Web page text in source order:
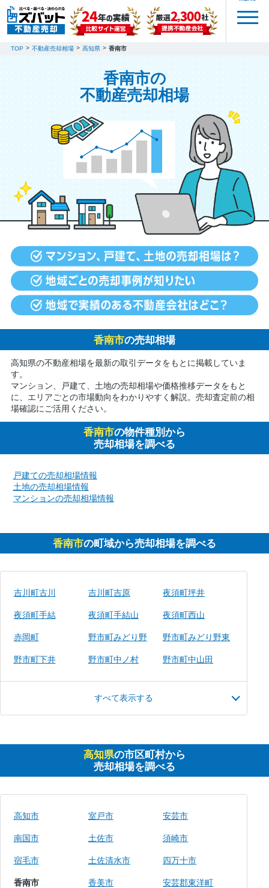
TOP 不動産売却相場 高知県 香南市
香南市の
不動産売却相場
香南市の売却相場
高知県の不動産相場を最新の取引データをもとに掲載していま
す。
マンション、戸建て、土地の売却相場や価格推移データをもと
に、エリアごとの市場動向をわかりやすく解説。売却査定前の相
場確認にご活用ください。
香南市の物件種別から
売却相場を調べる
戸建ての売却相場情報
土地の売却相場情報
マンションの売却相場情報
香南市の町域から売却相場を調べる
吉川町古川 吉川町吉原 夜須町坪井
夜須町手結 夜須町手結山 夜須町西山
赤岡町 野市町みどり野 野市町みどり野東
野市町下井 野市町中ノ村 野市町中山田
すべて表示する
高知県の市区町村から
売却相場を調べる
高知市 室戸市 安芸市
南国市 土佐市 須崎市
宿毛市 土佐清水市 四万十市
香南市 香美市 安芸郡東洋町